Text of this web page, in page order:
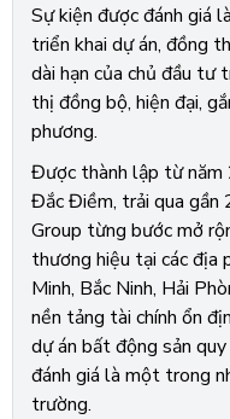
Sự kiện được đánh giá
triển khai dự án, đồng
dài hạn của chủ đầu tư
thị đồng bộ, hiện đại,
phương.
Được thành lập từ năm
Đắc Điềm, trải qua gần
Group từng bước mở
thương hiệu tại các địa
Minh, Bắc Ninh, Hải
nền tảng tài chính ổn
dự án bất động sản
đánh giá là một trong
trường.